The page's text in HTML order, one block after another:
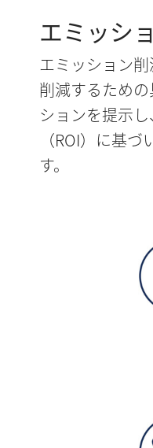
エミッシ
エミッション
削減するため
ションを提示
（ROI）に基
す。